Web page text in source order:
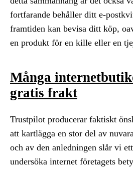
fortfarande behåller ditt e-
framtiden kan bevisa ditt köp,
en produkt för en kille eller en
Många
gratis frakt
Trustpilot producerar faktiskt
att kartlägga en stor del av
och av den anledningen slår vi
undersöka internet företagets